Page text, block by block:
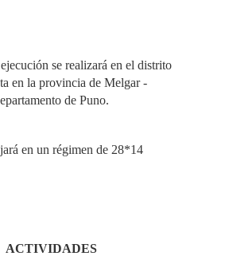
se realizará en el distrito
en la provincia de Melgar -
de Puno.
en un régimen de 28*14
ACTIVIDADES